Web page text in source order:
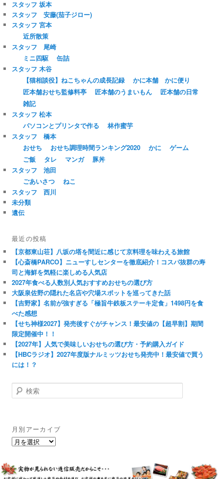
スタッフ 坂本
スタッフ 安藤(茄子ジロー)
スタッフ 宮本
近所散策
スタッフ 尾崎
ミニ四駆
缶詰
スタッフ 木谷
【猫相談役】ねこちゃんの成長記録
かに本舗 かに便り
匠本舗おせち監修料亭
匠本舗のうまいもん
匠本舗の日常
雑記
スタッフ 松本
パソコンとプリンタで作る
林作蜜芋
スタッフ 橋本
おせち
おせち調理時間ランキング2020 かに
ゲーム
ご飯
タレ マンガ
豚丼
スタッフ 池田
ごあいさつ
ねこ
スタッフ 西川
未分類
遺伝
最近の投稿
【京都東山荘】八坂の塔を間近に感じて京料理を味わえる旅館
【心斎橋PARCO】ニューすしセンターを徹底紹介！コスパ抜群の寿
司と海鮮を気軽に楽しめる人気店
2027年食べる人数別人気おすすめおせちの選び方
大阪泉佐野の隠れた名店や穴場スポットを巡ってきた話
【吉野家】名前が強すぎる「極旨牛鉄板ステーキ定食」1498円を食
べた感想
【せち神様2027】発売後すぐがチャンス！最安値の【超早割】期間
限定開催中！！
【2027年】人気で美味しいおせちの選び方・予約購入ガイド
【HBCラジオ】2027年度版ナルミッツおせち発売中！最安値で買う
には！？
検
索
月別アーカイブ
月
ー